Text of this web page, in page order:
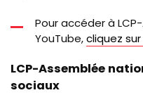
Pour accéder à
YouTube,cliquez
LCP-Assemblée
sociaux